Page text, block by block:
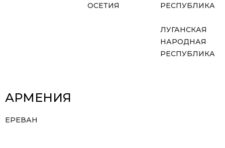
ОСЕТИЯ
РЕСПУБЛИКА
ЛУГАНСКАЯ
НАРОДНАЯ
РЕСПУБЛИКА
АРМЕНИЯ
ЕРЕВАН